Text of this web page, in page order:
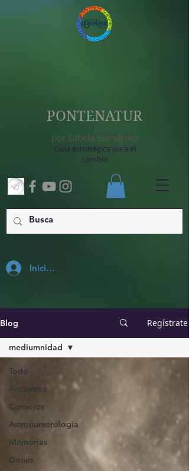
Inicia Sesión
PONTENATUR
por Sabela Bernárdez
Guía estratégica para el
cambio
Blog Regístrate
Todo
Ancestros
Consejos
Astronumerología
Memorias
Dones
mediumnidad